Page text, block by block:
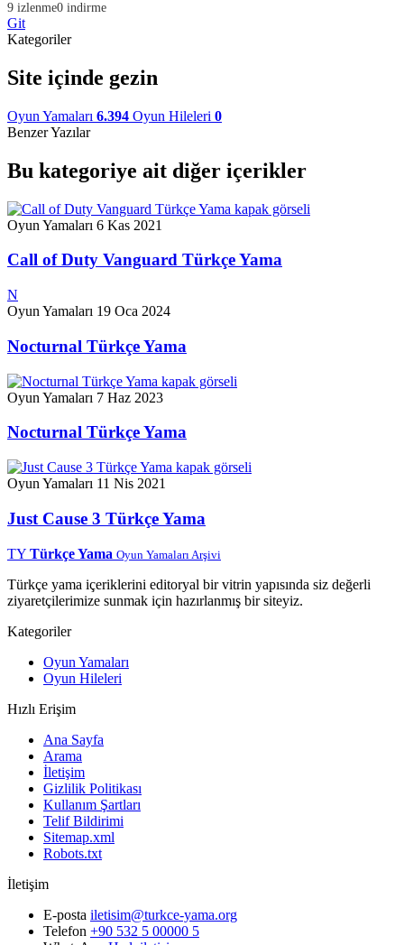
9 izlenme0 indirme
Git
Kategoriler
Site içinde gezin
Oyun Yamaları 6.394 Oyun Hileleri 0
Benzer Yazılar
Bu kategoriye ait diğer içerikler
Oyun Yamaları 6 Kas 2021
Call of Duty Vanguard Türkçe Yama
N
Oyun Yamaları 19 Oca 2024
Nocturnal Türkçe Yama
Oyun Yamaları 7 Haz 2023
Nocturnal Türkçe Yama
Oyun Yamaları 11 Nis 2021
Just Cause 3 Türkçe Yama
TY Türkçe Yama Oyun Yamaları Arşivi
Türkçe yama içeriklerini editoryal bir vitrin yapısında siz değerli
ziyaretçilerimize sunmak için hazırlanmış bir siteyiz.
Kategoriler
Oyun Yamaları
Oyun Hileleri
Hızlı Erişim
Ana Sayfa
Arama
İletişim
Gizlilik Politikası
Kullanım Şartları
Telif Bildirimi
Sitemap.xml
Robots.txt
İletişim
E-posta iletisim@turkce-yama.org
Telefon +90 532 5 00000 5